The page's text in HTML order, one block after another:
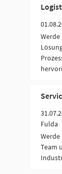
Fulda
Team